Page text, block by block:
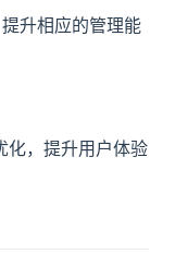
升相应的管理能
化，提升用户体验